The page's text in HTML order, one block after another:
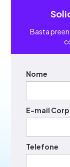
Basta
Nome
E-mail
Telefone